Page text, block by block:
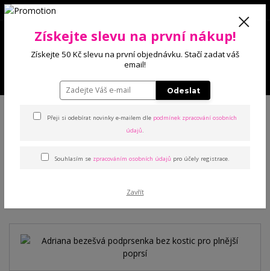
0 Kč
kostic pro plnější poprsí
Adriana bezešvá podprsenka
Získejte slevu na první nákup!
Získejte 50 Kč slevu na první objednávku. Stačí zadat váš
email!
Odeslat
Přeji si odebírat novinky e-mailem dle podmínek zpracování osobních
údajů.
Souhlasím se zpracováním osobních údajů pro účely registrace.
Zavřít